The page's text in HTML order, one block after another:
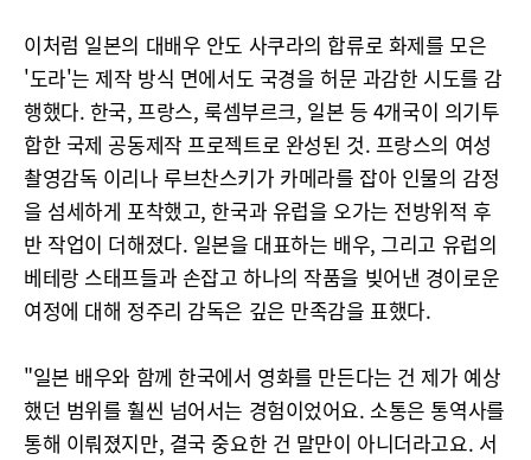
이처럼 일본의 대배우 안도 사쿠라의 합류로 화제를 모은
'도라'는 제작 방식 면에서도 국경을 허문 과감한 시도를 감
행했다. 한국, 프랑스, 룩셈부르크, 일본 등 4개국이 의기투
합한 국제 공동제작 프로젝트로 완성된 것. 프랑스의 여성
촬영감독 이리나 루브찬스키가 카메라를 잡아 인물의 감정
을 섬세하게 포착했고, 한국과 유럽을 오가는 전방위적 후
반 작업이 더해졌다. 일본을 대표하는 배우, 그리고 유럽의
베테랑 스태프들과 손잡고 하나의 작품을 빚어낸 경이로운
여정에 대해 정주리 감독은 깊은 만족감을 표했다.
"일본 배우와 함께 한국에서 영화를 만든다는 건 제가 예상
했던 범위를 훨씬 넘어서는 경험이었어요. 소통은 통역사를
통해 이뤄졌지만, 결국 중요한 건 말만이 아니더라고요. 서